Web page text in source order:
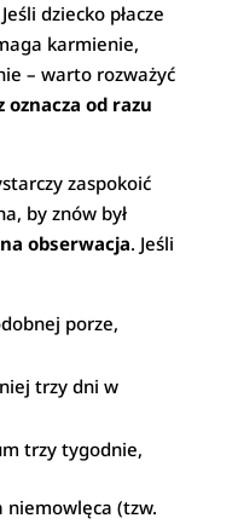
Jeśli dziecko płacze
karmienie,
– warto rozważyć
oznacza od razu
zaspokoić
by znów był
obserwacja. Jeśli
porze,
trzy dni w
trzy tygodnie,
niemowlęca (tzw.